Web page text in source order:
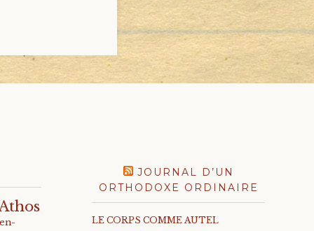
JOURNAL D’UN
ORTHODOXE ORDINAIRE
LE CORPS COMME AUTEL